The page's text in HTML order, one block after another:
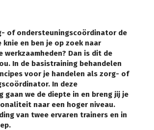
of ondersteuningscoördinator de
knie en ben je op zoek naar
werkzaamheden? Dan is dit de
In de basistraining behandelen
voor je handelen als zorg- of
In deze
gaan we de diepte in en breng jij je
naar een hoger niveau.
van twee ervaren trainers en in